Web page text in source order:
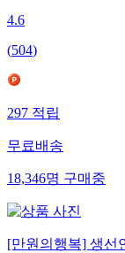
4.6
(504)
297적립
무료배송
18,346명구매중
[만원의행복] 생선